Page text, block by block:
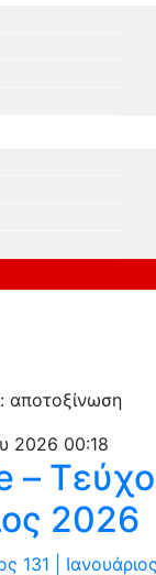
αποτοξίνωση
2026 00:18
2026